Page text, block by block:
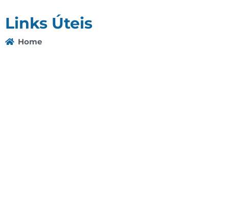
Links Úteis
Home